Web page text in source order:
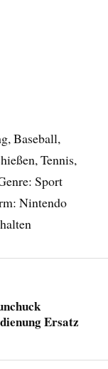
Baseball,
Tennis,
Sport
Nintendo
Ersatz